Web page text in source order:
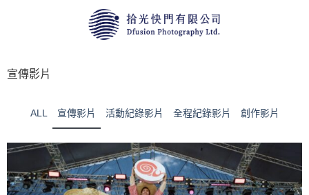
宣傳影片
ALL 宣傳影片 活動紀錄影片 全程紀錄影片 創作影片